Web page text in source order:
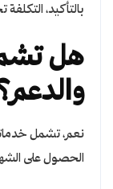
بالتأكيد،
هل
نعم، تشمل
الحصول على